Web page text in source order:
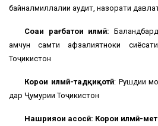
байналмиллалии аудит, назорати
Соҳаи рағбатҳои илмӣ:
ҳамчун самти афзалиятноки
Тоҷикистон
Корҳои илмӣ-тадқиқотӣ: Рушдии
дар Ҷумҳурии Тоҷикистон
Нашрияҳои асосӣ: Корҳои илмӣ-